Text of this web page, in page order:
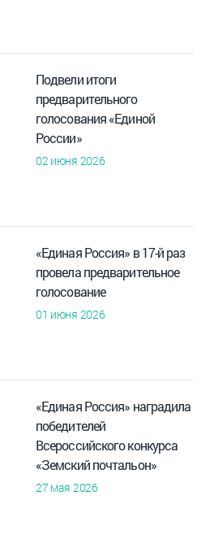
Подвели итоги
предварительного
голосования «Единой
России»
02 июня 2026
«Единая Россия» в 17-й раз
провела предварительное
голосование
01 июня 2026
«Единая Россия» наградила
победителей
Всероссийского конкурса
«Земский почтальон»
27 мая 2026